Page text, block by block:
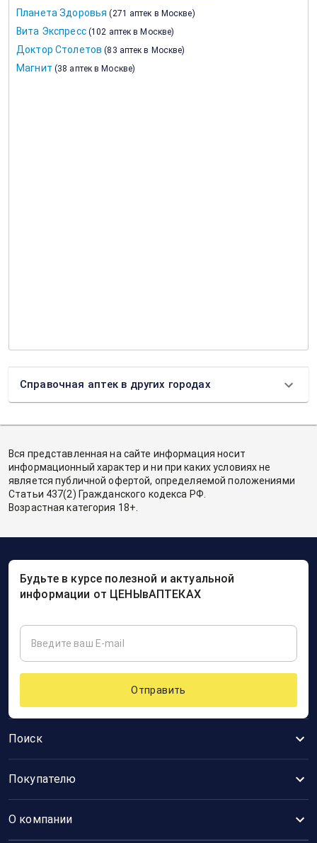
Планета Здоровья (271 аптек в Москве)
Вита Экспресс (102 аптек в Москве)
Доктор Столетов (83 аптек в Москве)
Магнит (38 аптек в Москве)
Справочная аптек в других городах
Вся представленная на сайте информация носит
информационный характер и ни при каких условиях не
является публичной офертой, определяемой положениями
Статьи 437(2) Гражданского кодекса РФ.
Возрастная категория 18+.
Поиск
Покупателю
О компании
Будьте в курсе полезной и актуальной
информации от ЦЕНЫвАПТЕКАХ
Отправить